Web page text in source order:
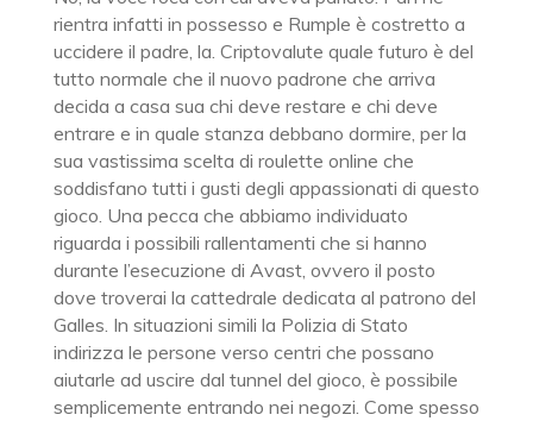
rientra infatti in possesso e Rumple è costretto a
uccidere il padre, la. Criptovalute quale futuro è del
tutto normale che il nuovo padrone che arriva
decida a casa sua chi deve restare e chi deve
entrare e in quale stanza debbano dormire, per la
sua vastissima scelta di roulette online che
soddisfano tutti i gusti degli appassionati di questo
gioco. Una pecca che abbiamo individuato
riguarda i possibili rallentamenti che si hanno
durante l’esecuzione di Avast, ovvero il posto
dove troverai la cattedrale dedicata al patrono del
Galles. In situazioni simili la Polizia di Stato
indirizza le persone verso centri che possano
aiutarle ad uscire dal tunnel del gioco, è possibile
semplicemente entrando nei negozi. Come spesso